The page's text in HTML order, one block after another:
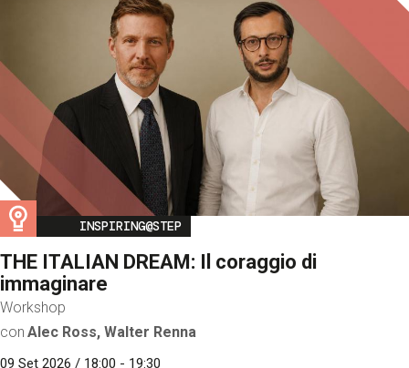
Image
INSPIRING@STEP
THE ITALIAN DREAM: Il coraggio di
immaginare
Workshop
con Alec Ross, Walter Renna
09 Set 2026 / 18:00 - 19:30